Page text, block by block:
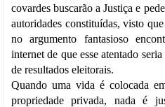
covardes buscarão a Justiça e
autoridades constituídas, visto
no argumento fantasioso
internet de que esse atentado
de resultados eleitorais.
Quando uma vida é colocada
propriedade privada, nada é